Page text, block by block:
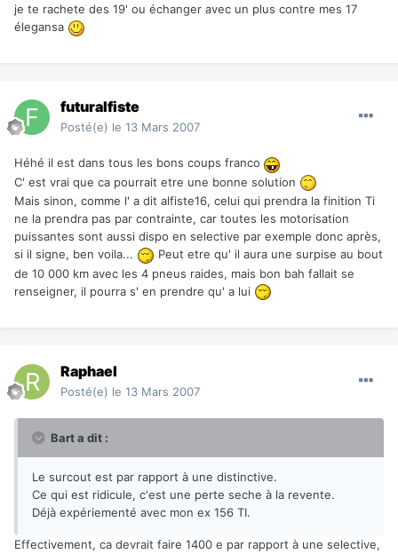
je te rachete des 19' ou échanger avec un plus contre mes 17
élegansa
futuralfiste
Posté(e) le 13 Mars 2007
Héhé il est dans tous les bons coups franco
C' est vrai que ca pourrait etre une bonne solution
Mais sinon, comme l' a dit alfiste16, celui qui prendra la finition Ti
ne la prendra pas par contrainte, car toutes les motorisation
puissantes sont aussi dispo en selective par exemple donc après,
si il signe, ben voila...
Peut etre qu' il aura une surpise au bout
de 10 000 km avec les 4 pneus raides, mais bon bah fallait se
renseigner, il pourra s' en prendre qu' a lui
Raphael
Posté(e) le 13 Mars 2007
Bart a dit :
Le surcout est par rapport à une distinctive.
Ce qui est ridicule, c'est une perte seche à la revente.
Déjà expériementé avec mon ex 156 TI.
Effectivement, ca devrait faire 1400 e par rapport à une selective,